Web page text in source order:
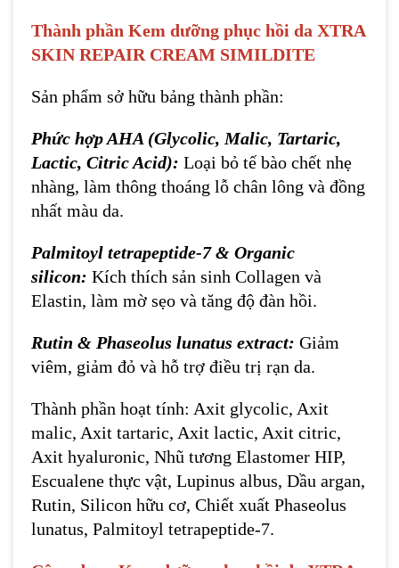
Thành phần Kem dưỡng phục hồi da XTRA
SKIN REPAIR CREAM SIMILDITE
Sản phẩm sở hữu bảng thành phần:
Phức hợp AHA (Glycolic, Malic, Tartaric,
Lactic, Citric Acid): Loại bỏ tế bào chết nhẹ
nhàng, làm thông thoáng lỗ chân lông và đồng
nhất màu da.
Palmitoyl tetrapeptide-7 & Organic
silicon: Kích thích sản sinh Collagen và
Elastin, làm mờ sẹo và tăng độ đàn hồi.
Rutin & Phaseolus lunatus extract: Giảm
viêm, giảm đỏ và hỗ trợ điều trị rạn da.
Thành phần hoạt tính: Axit glycolic, Axit
malic, Axit tartaric, Axit lactic, Axit citric,
Axit hyaluronic, Nhũ tương Elastomer HIP,
Escualene thực vật, Lupinus albus, Dầu argan,
Rutin, Silicon hữu cơ, Chiết xuất Phaseolus
lunatus, Palmitoyl tetrapeptide-7.